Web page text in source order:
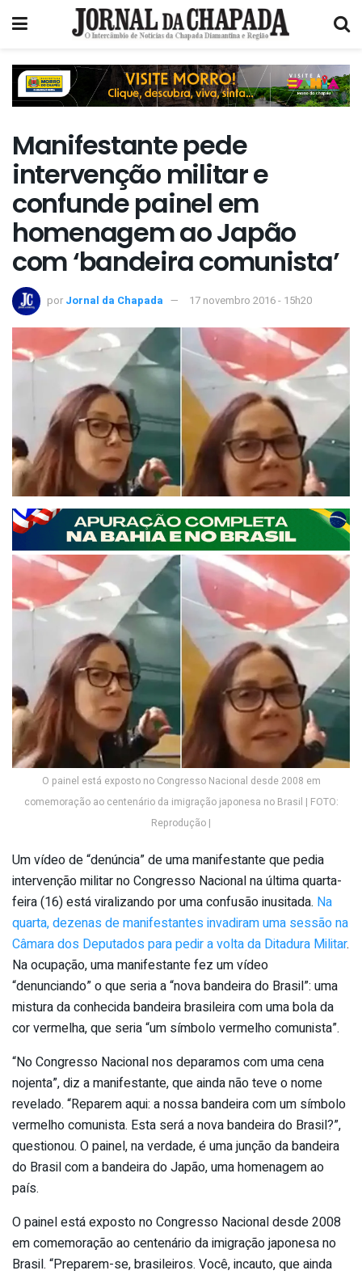
Manifestante pede
intervenção militar e
confunde painel em
homenagem ao Japão
com ‘bandeira comunista’
por Jornal da Chapada 17 novembro 2016 - 15h20
O painel está exposto no Congresso Nacional desde 2008 em
comemoração ao centenário da imigração japonesa no Brasil | FOTO:
Reprodução |
Um vídeo de “denúncia” de uma manifestante que pedia
intervenção militar no Congresso Nacional na última quarta-
feira (16) está viralizando por uma confusão inusitada. Na
quarta, dezenas de manifestantes invadiram uma sessão na
Câmara dos Deputados para pedir a volta da Ditadura Militar.
Na ocupação, uma manifestante fez um vídeo
“denunciando” o que seria a “nova bandeira do Brasil”: uma
mistura da conhecida bandeira brasileira com uma bola da
cor vermelha, que seria “um símbolo vermelho comunista”.
“No Congresso Nacional nos deparamos com uma cena
nojenta”, diz a manifestante, que ainda não teve o nome
revelado. “Reparem aqui: a nossa bandeira com um símbolo
vermelho comunista. Esta será a nova bandeira do Brasil?”,
questionou. O painel, na verdade, é uma junção da bandeira
do Brasil com a bandeira do Japão, uma homenagem ao
país.
O painel está exposto no Congresso Nacional desde 2008
em comemoração ao centenário da imigração japonesa no
Brasil. “Preparem-se, brasileiros. Você, incauto, que ainda